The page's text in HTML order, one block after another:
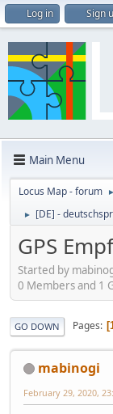
Log in Sign
Main Menu
Locus Map - forum ►
► [DE] -
GPS
Started by
0 Members and 1
GO DOWN Pages
mabinogi
February 29, 2020,